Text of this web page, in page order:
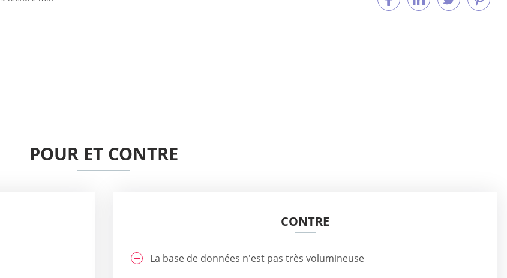
POUR ET CONTRE
CONTRE
La base de données n'est pas très volumineuse